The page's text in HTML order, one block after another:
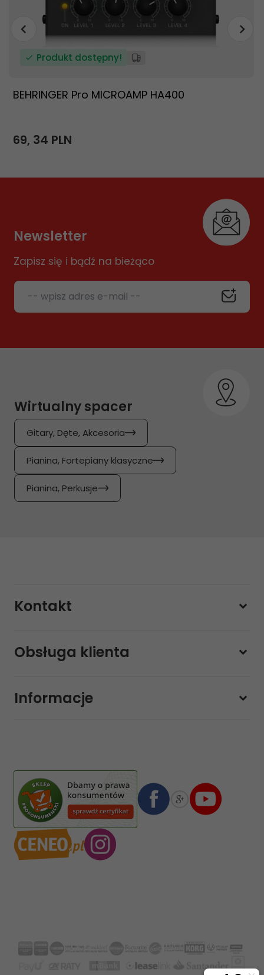
Produkt dostępny!
BEHRINGER Pro MICROAMP HA400
69, 34 PLN
Newsletter
Zapisz się i bądź na bieżąco
-- wpisz adres e-mail --
Wirtualny spacer
Gitary, Dęte, Akcesoria
Pianina, Fortepiany klasyczne
Pianina, Perkusje
Kontakt
228800000
sklep@sklep-muzyczny.com.pl
08 1140 2004 0000 3102 4903 0792
Obsługa klienta
Informacje